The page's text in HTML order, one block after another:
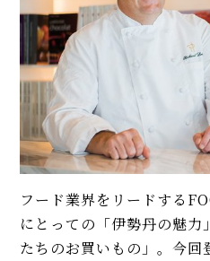
フード業界をリードする
にとっての「伊勢丹の魅
たちのお買いもの」。今回